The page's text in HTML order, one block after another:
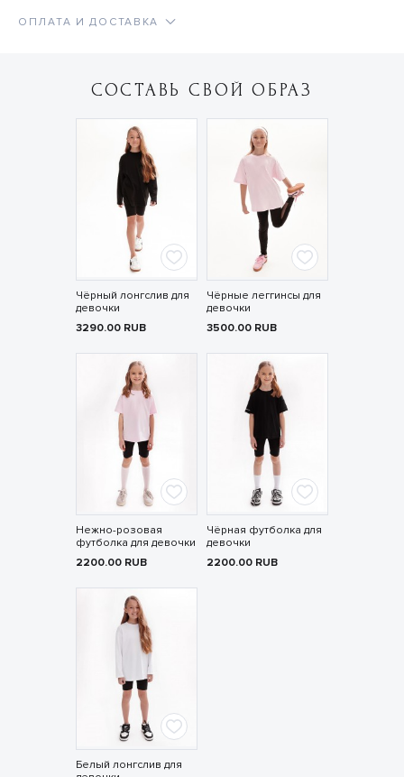
ОПЛАТА И ДОСТАВКА
СОСТАВЬ СВОЙ ОБРАЗ
Чёрный лонгслив для
девочки
3290.00 RUB
Чёрные леггинсы для
девочки
3500.00 RUB
Нежно-розовая
футболка для девочки
2200.00 RUB
Чёрная футболка для
девочки
2200.00 RUB
Белый лонгслив для